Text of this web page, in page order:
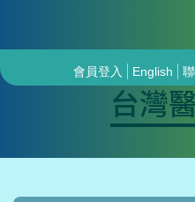
會員登入 English
台灣